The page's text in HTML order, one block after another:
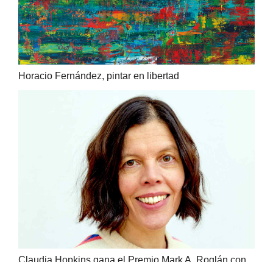
Horacio Fernández, pintar en libertad
Claudia Hopkins gana el Premio Mark A. Roglán con